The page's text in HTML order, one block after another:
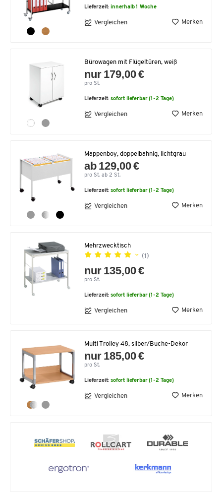
Lieferzeit:innerhalb 1 Woche
Vergleichen Merken
Bürowagen mit Flügeltüren, weiß
nur 179,00 €
pro St.
Lieferzeit:sofort lieferbar (1-2 Tage)
Vergleichen Merken
Mappenboy, doppelbahnig, lichtgrau
ab 129,00 €
pro St. ab 2 St.
Lieferzeit:sofort lieferbar (1-2 Tage)
Vergleichen Merken
Mehrzwecktisch
(1)
nur 135,00 €
pro St.
Lieferzeit:sofort lieferbar (1-2 Tage)
Vergleichen Merken
Multi Trolley 48, silber/Buche-Dekor
nur 185,00 €
pro St.
Lieferzeit:sofort lieferbar (1-2 Tage)
Vergleichen Merken